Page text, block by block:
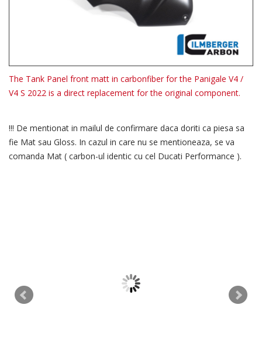
The Tank Panel front matt in carbonfiber for the Panigale V4 /
V4 S 2022 is a direct replacement for the original component.
!!! De mentionat in mailul de confirmare daca doriti ca piesa sa
fie Mat sau Gloss. In cazul in care nu se mentioneaza, se va
comanda Mat ( carbon-ul identic cu cel Ducati Performance ).